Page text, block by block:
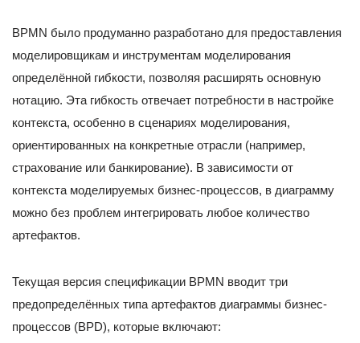
BPMN было продуманно разработано для предоставления
моделировщикам и инструментам моделирования
определённой гибкости, позволяя расширять основную
нотацию. Эта гибкость отвечает потребности в настройке
контекста, особенно в сценариях моделирования,
ориентированных на конкретные отрасли (например,
страхование или банкирование). В зависимости от
контекста моделируемых бизнес-процессов, в диаграмму
можно без проблем интегрировать любое количество
артефактов.
Текущая версия спецификации BPMN вводит три
предопределённых типа артефактов диаграммы бизнес-
процессов (BPD), которые включают: